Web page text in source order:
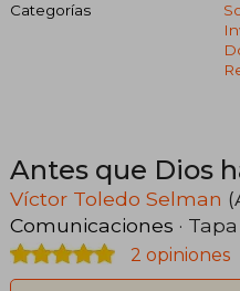
Categorías
Antes que Dios
Víctor Toledo Selman
Comunicaciones ·
2 opiniones